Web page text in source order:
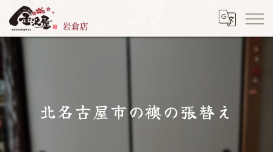
北名古屋市の襖の張替え